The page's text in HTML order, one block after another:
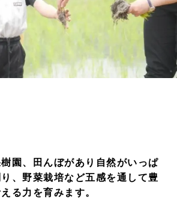
園、田んぼがあり自然がいっぱ
、野菜栽培など五感を通して豊
る力を育みます。